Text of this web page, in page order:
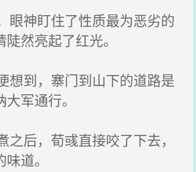
神盯住了性质最为恶劣的
然亮起了红光。
到，寨门到山下的道路是
军通行。
后，荀彧直接咬了下去，
道。